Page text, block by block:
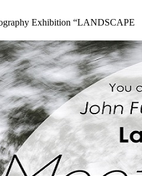
Exhibition “LANDSCAPE